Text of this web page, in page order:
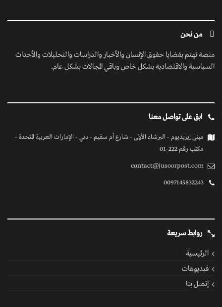
من نحن
منصة تهتم بقضايا حقوق الإنسان والأخبار والدراسات والتحليلات والأحداث
السياسية والاقتصادية بشكل خاص وباقي المجالات بشكل عام.
ابق على تواصل معنا
مبنى إيريديوم - البرشاء الأولى - شارع أم سقيم - دبي - الإمارات العربية المتحدة -
مكتب رقم 222-01
contact@jusoorpost.com
0097145832243
روابط سريعة
الرئيسية
فيديوهات
إتصل بنا